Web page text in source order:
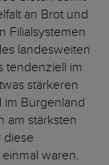
an Brot und
Filialsystemen
landesweiten
tendenziell im
stärkeren
Burgenland
am stärksten
diese
waren.